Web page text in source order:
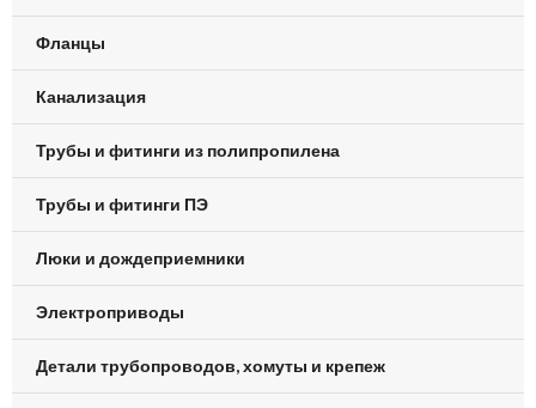
Фланцы
Канализация
Трубы и фитинги из полипропилена
Трубы и фитинги ПЭ
Люки и дождеприемники
Электроприводы
Детали трубопроводов, хомуты и крепеж